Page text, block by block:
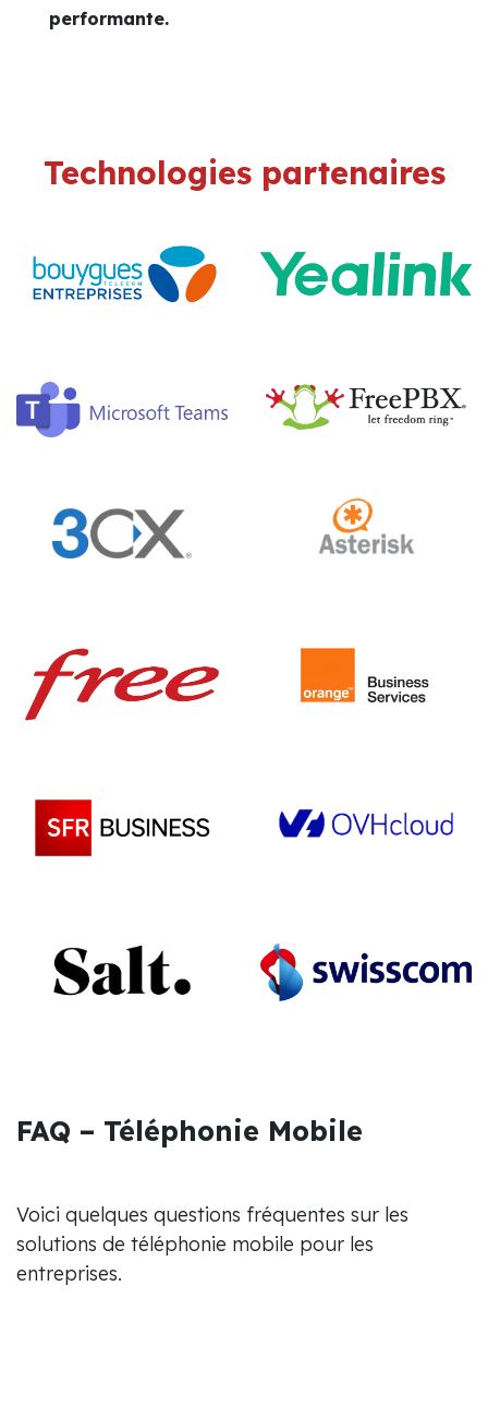
performante.
Technologies partenaires
FAQ – Téléphonie Mobile
Voici quelques questions fréquentes sur les
solutions de téléphonie mobile pour les
entreprises.